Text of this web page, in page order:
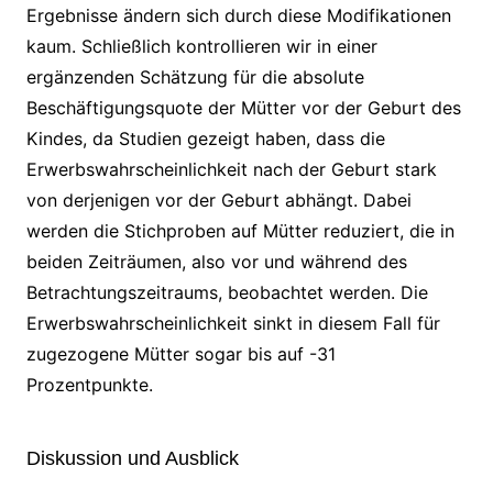
Ergebnisse ändern sich durch diese Modifikationen
kaum. Schließlich kontrollieren wir in einer
ergänzenden Schätzung für die absolute
Beschäftigungsquote der Mütter vor der Geburt des
Kindes, da Studien gezeigt haben, dass die
Erwerbswahrscheinlichkeit nach der Geburt stark
von derjenigen vor der Geburt abhängt. Dabei
werden die Stichproben auf Mütter reduziert, die in
beiden Zeiträumen, also vor und während des
Betrachtungszeitraums, beobachtet werden. Die
Erwerbswahrscheinlichkeit sinkt in diesem Fall für
zugezogene Mütter sogar bis auf -31
Prozentpunkte.
Diskussion und Ausblick